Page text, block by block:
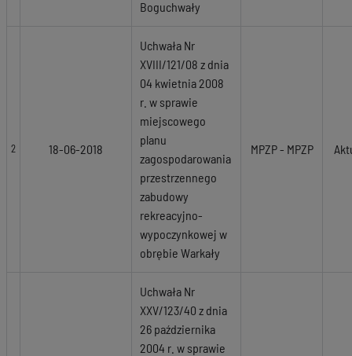
Boguchwały
2 18-06-2018
Uchwała Nr
XVIII/121/08 z dnia
04 kwietnia 2008
r. w sprawie
miejscowego
planu
zagospodarowania
przestrzennego
zabudowy
rekreacyjno-
wypoczynkowej w
obrębie Warkały
MPZP - MPZP
Uchwała Nr
XXV/123/40 z dnia
26 października
2004 r. w sprawie